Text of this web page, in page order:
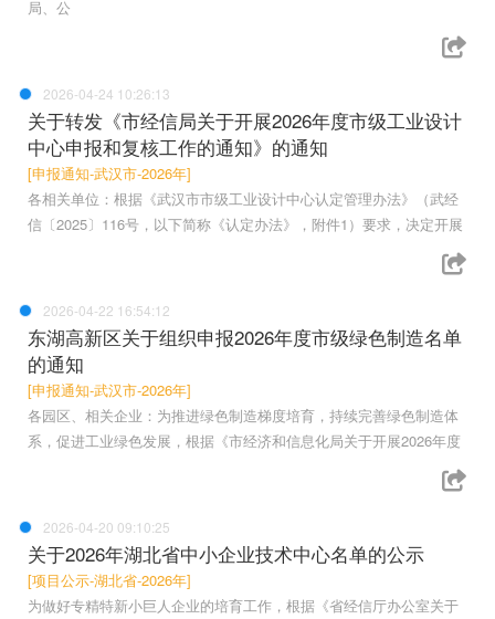
局、公
2026-04-24 10:26:13
关于转发《市经信局关于开展2026年度市级工业设计
中心申报和复核工作的通知》的通知
[申报通知-武汉市-2026年]
各相关单位：根据《武汉市市级工业设计中心认定管理办法》（武经
信〔2025〕116号，以下简称《认定办法》，附件1）要求，决定开展
2026-04-22 16:54:12
东湖高新区关于组织申报2026年度市级绿色制造名单
的通知
[申报通知-武汉市-2026年]
各园区、相关企业：为推进绿色制造梯度培育，持续完善绿色制造体
系，促进工业绿色发展，根据《市经济和信息化局关于开展2026年度
2026-04-20 09:10:25
关于2026年湖北省中小企业技术中心名单的公示
[项目公示-湖北省-2026年]
为做好专精特新小巨人企业的培育工作，根据《省经信厅办公室关于